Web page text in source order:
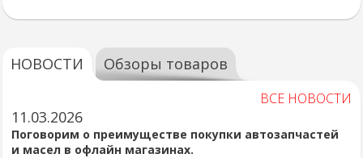
НОВОСТИ Обзоры товаров
ВСЕ НОВОСТИ
11.03.2026
Поговорим о преимуществе покупки автозапчастей
и масел в офлайн магазинах.